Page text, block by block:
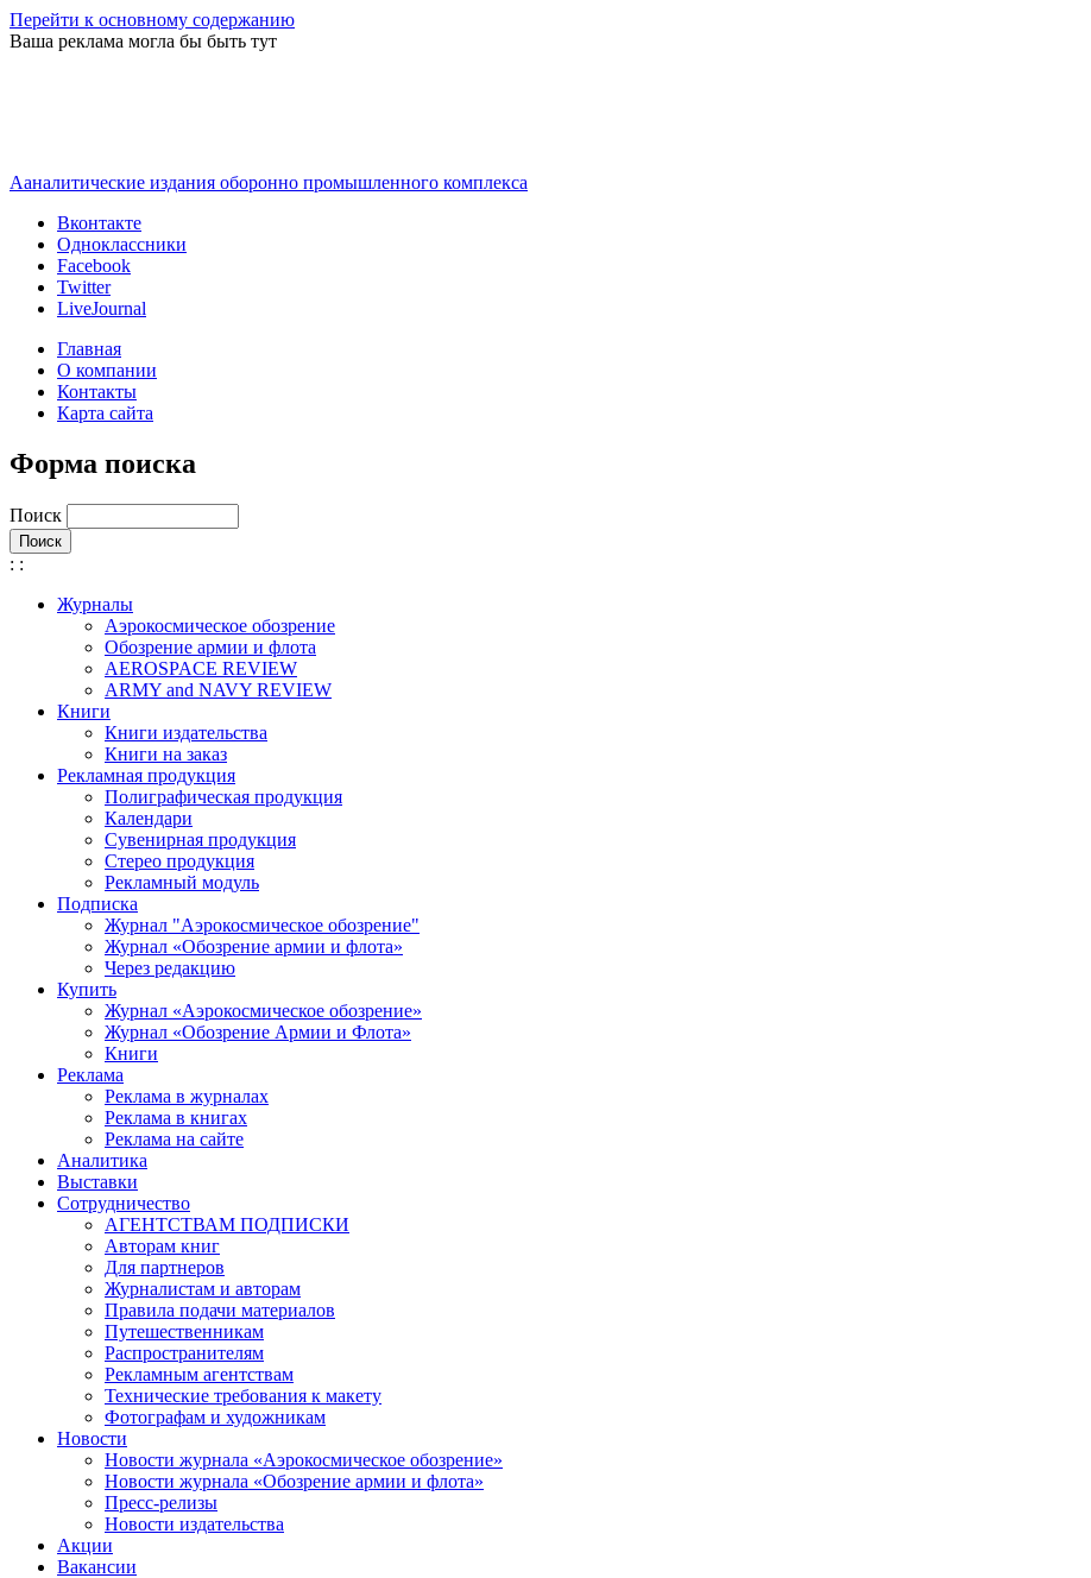
Перейти к основному содержанию
Ваша реклама могла бы быть тут
Ааналитические издания оборонно промышленного комплекса
Вконтакте
Одноклассники
Facebook
Twitter
LiveJournal
Главная
О компании
Контакты
Карта сайта
Форма поиска
Поиск
: :
Журналы
Аэрокосмическое обозрение
Обозрение армии и флота
AEROSPACE REVIEW
ARMY and NAVY REVIEW
Книги
Книги издательства
Книги на заказ
Рекламная продукция
Полиграфическая продукция
Календари
Сувенирная продукция
Стерео продукция
Рекламный модуль
Подписка
Журнал "Аэрокосмическое обозрение"
Журнал «Обозрение армии и флота»
Через редакцию
Купить
Журнал «Аэрокосмическое обозрение»
Журнал «Обозрение Армии и Флота»
Книги
Реклама
Реклама в журналах
Реклама в книгах
Реклама на сайте
Аналитика
Выставки
Сотрудничество
АГЕНТСТВАМ ПОДПИСКИ
Авторам книг
Для партнеров
Журналистам и авторам
Правила подачи материалов
Путешественникам
Распространителям
Рекламным агентствам
Технические требования к макету
Фотографам и художникам
Новости
Новости журнала «Аэрокосмическое обозрение»
Новости журнала «Обозрение армии и флота»
Пресс-релизы
Новости издательства
Акции
Вакансии